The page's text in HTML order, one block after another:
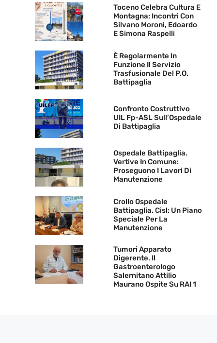
Toceno Celebra Cultura E
Montagna: Incontri Con
Silvano Moroni, Edoardo
E Simona Raspelli
È Regolarmente In
Funzione Il Servizio
Trasfusionale Del P.O.
Battipaglia
Confronto Costruttivo
UIL Fp-ASL Sull’Ospedale
Di Battipaglia
Ospedale Battipaglia.
Vertive In Comune:
Proseguono I Lavori Di
Manutenzione
Crollo Ospedale
Battipaglia. Cisl: Un Piano
Speciale Per La
Manutenzione
Tumori Apparato
Digerente. Il
Gastroenterologo
Salernitano Attilio
Maurano Ospite Su RAI 1